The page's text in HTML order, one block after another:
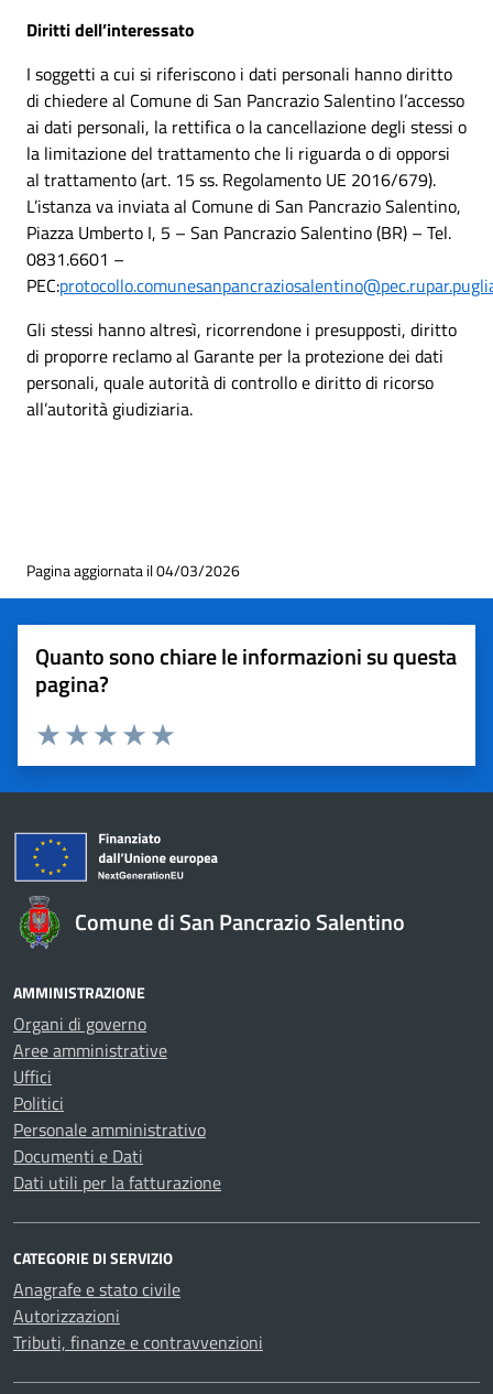
Diritti dell’interessato
I soggetti a cui si riferiscono i dati personali hanno diritto
di chiedere al Comune di San Pancrazio Salentino l’accesso
ai dati personali, la rettifica o la cancellazione degli stessi o
la limitazione del trattamento che li riguarda o di opporsi
al trattamento (art. 15 ss. Regolamento UE 2016/679).
L’istanza va inviata al Comune di San Pancrazio Salentino,
Piazza Umberto I, 5 – San Pancrazio Salentino (BR) – Tel.
0831.6601 –
PEC:
Gli stessi hanno altresì, ricorrendone i presupposti, diritto
di proporre reclamo al Garante per la protezione dei dati
personali, quale autorità di controllo e diritto di ricorso
all’autorità giudiziaria.
Pagina aggiornata il 04/03/2026
Quanto sono chiare le informazioni su questa
pagina?
Valuta 5 stelle su 5
Valuta 4 stelle su 5
Valuta 3 stelle su 5
Valuta 2 stelle su 5
Valuta 1 stelle su 5
Comune di San Pancrazio Salentino
AMMINISTRAZIONE
Organi di governo
Aree amministrative
Uffici
Politici
Personale amministrativo
Documenti e Dati
Dati utili per la fatturazione
CATEGORIE DI SERVIZIO
Anagrafe e stato civile
Autorizzazioni
Tributi, finanze e contravvenzioni